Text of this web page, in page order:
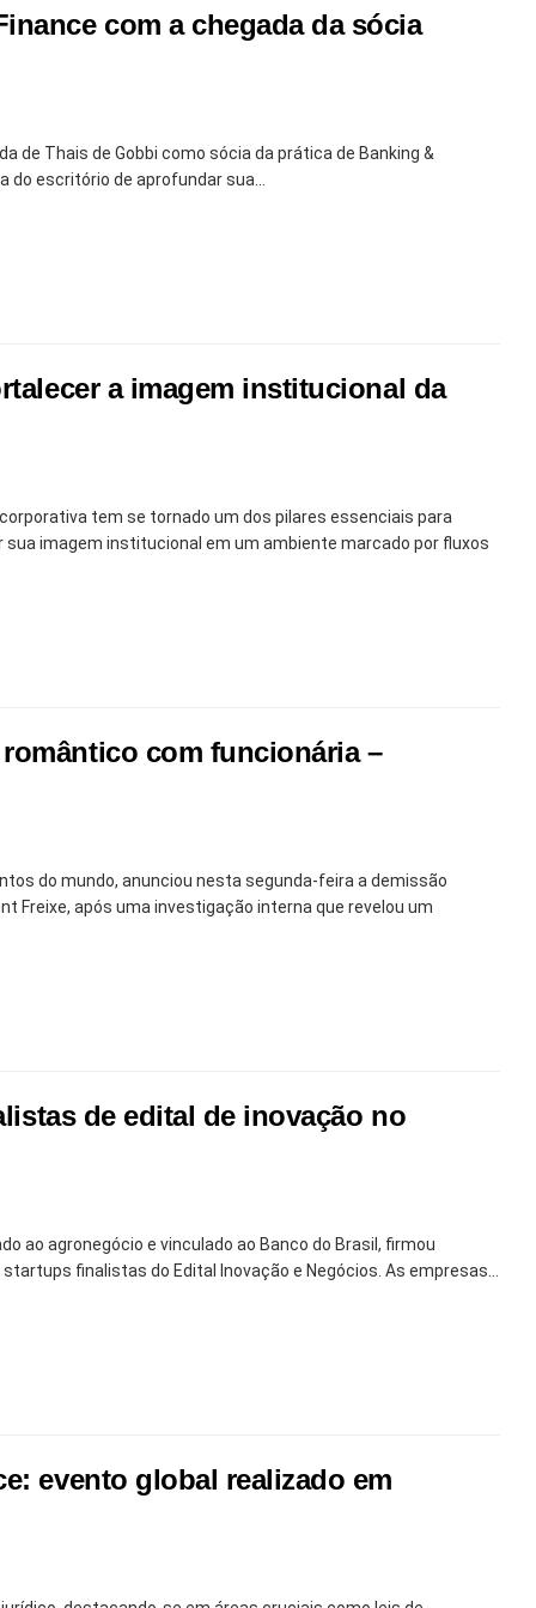
com a chegada da sócia
de Thais de Gobbi como sócia da prática de Banking &
do escritório de aprofundar sua...
a imagem institucional da
tem se tornado um dos pilares essenciais para
imagem institucional em um ambiente marcado por fluxos
com funcionária –
do mundo, anunciou nesta segunda-feira a demissão
Freixe, após uma investigação interna que revelou um
de edital de inovação no
ao agronegócio e vinculado ao Banco do Brasil, firmou
finalistas do Edital Inovação e Negócios. As empresas...
evento global realizado em